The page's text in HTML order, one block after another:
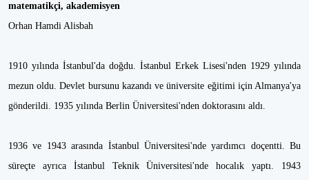
matematikçi, akademisyen
Orhan Hamdi Alisbah
1910 yılında İstanbul'da doğdu. İstanbul Erkek Lisesi'nden 1929 yılında
mezun oldu. Devlet bursunu kazandı ve üniversite eğitimi için Almanya'ya
gönderildi. 1935 yılında Berlin Üniversitesi'nden doktorasını aldı.
1936 ve 1943 arasında İstanbul Üniversitesi'nde yardımcı doçentti. Bu
süreçte ayrıca İstanbul Teknik Üniversitesi'nde hocalık yaptı. 1943